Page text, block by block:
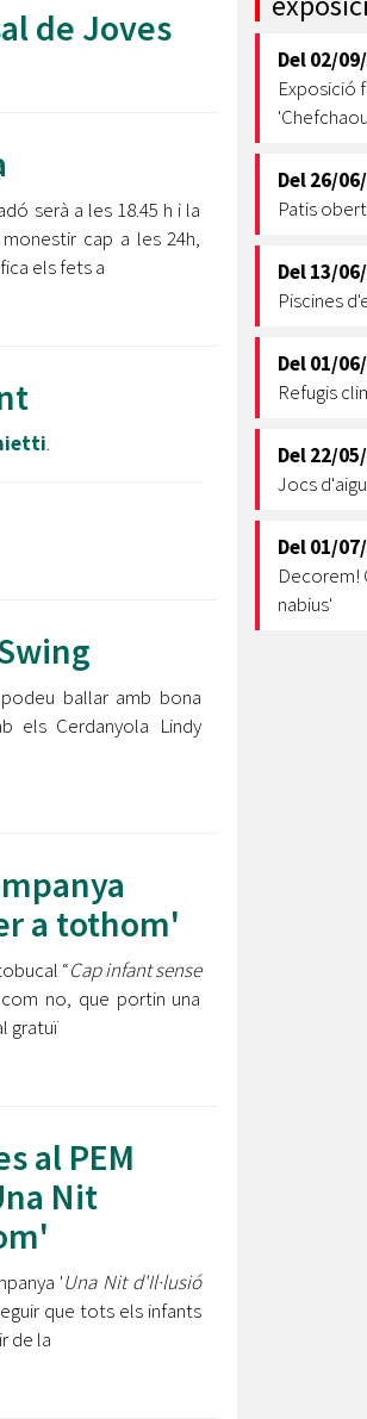
Ètica i
Retiment
Dades
Catàleg de
Pla de
Equipaments
Mercats Municipals
Webs Municipals
de Joves
serà a les 18.45 h i la
cap a les 24h,
els fets a
.
ballar amb bona
els Cerdanyola Lindy
a tothom'
“Cap infant sense
no, que portin una
gratuï
al PEM
Nit
'Una Nit d'Il·lusió
que tots els infants
de la
Del02/
Exposició
Del26/
Patis
Del13/
Piscines
Del01/
Refugis
Del22/
Jocs
Del01/
Decorem!
nabius'